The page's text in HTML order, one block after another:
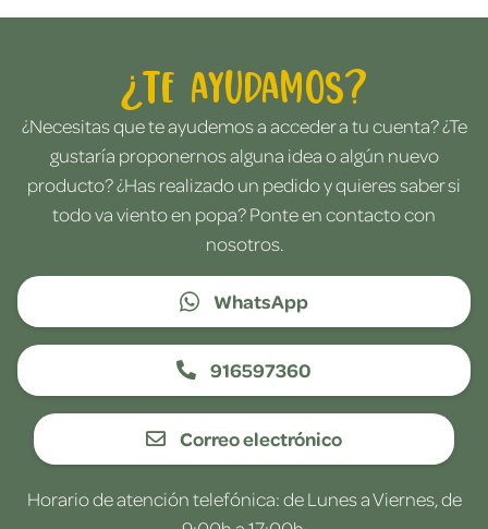
¿Te ayudamos?
¿Necesitas que te ayudemos a acceder a tu cuenta? ¿Te
gustaría proponernos alguna idea o algún nuevo
producto? ¿Has realizado un pedido y quieres saber si
todo va viento en popa? Ponte en contacto con
nosotros.
WhatsApp
916597360
Correo electrónico
Horario de atención telefónica: de Lunes a Viernes, de